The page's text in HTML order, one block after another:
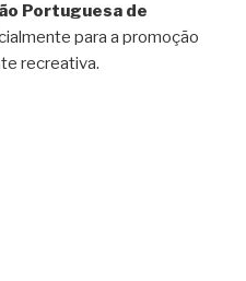
Portuguesa de
para a promoção
recreativa.